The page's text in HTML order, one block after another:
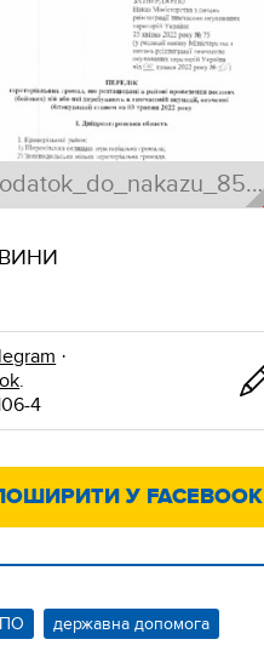
·
.
4
У FACEBOOK
державна допомога